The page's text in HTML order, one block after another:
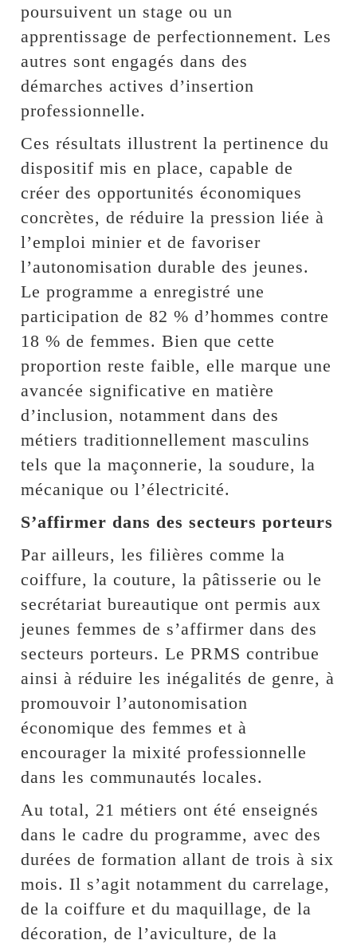
poursuivent un stage ou un
apprentissage de perfectionnement. Les
autres sont engagés dans des
démarches actives d’insertion
professionnelle.
Ces résultats illustrent la pertinence du
dispositif mis en place, capable de
créer des opportunités économiques
concrètes, de réduire la pression liée à
l’emploi minier et de favoriser
l’autonomisation durable des jeunes.
Le programme a enregistré une
participation de 82 % d’hommes contre
18 % de femmes. Bien que cette
proportion reste faible, elle marque une
avancée significative en matière
d’inclusion, notamment dans des
métiers traditionnellement masculins
tels que la maçonnerie, la soudure, la
mécanique ou l’électricité.
S’affirmer dans des secteurs porteurs
Par ailleurs, les filières comme la
coiffure, la couture, la pâtisserie ou le
secrétariat bureautique ont permis aux
jeunes femmes de s’affirmer dans des
secteurs porteurs. Le PRMS contribue
ainsi à réduire les inégalités de genre, à
promouvoir l’autonomisation
économique des femmes et à
encourager la mixité professionnelle
dans les communautés locales.
Au total, 21 métiers ont été enseignés
dans le cadre du programme, avec des
durées de formation allant de trois à six
mois. Il s’agit notamment du carrelage,
de la coiffure et du maquillage, de la
décoration, de l’aviculture, de la